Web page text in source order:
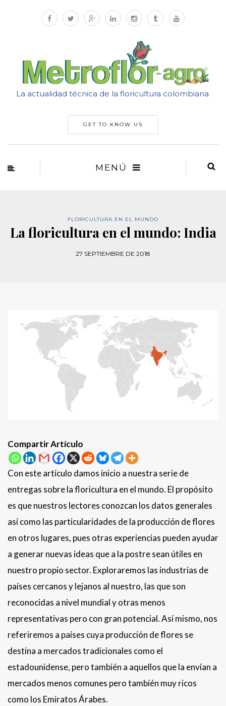
La actualidad técnica de la floricultura colombiana
GET TO KNOW US
MENÚ
FLORICULTURA EN EL MUNDO
La floricultura en el mundo: India
27 SEPTIEMBRE DE 2018
Compartir Artículo
Con este artículo damos inicio a nuestra serie de
entregas sobre la floricultura en el mundo. El propósito
es que nuestros lectores conozcan los datos generales
así como las particularidades de la producción de flores
en otros lugares, pues otras experiencias pueden ayudar
a generar nuevas ideas que a la postre sean útiles en
nuestro propio sector. Exploraremos las industrias de
países cercanos y lejanos al nuestro, las que son
reconocidas a nivel mundial y otras menos
representativas pero con gran potencial. Así mismo, nos
referiremos a países cuya producción de flores se
destina a mercados tradicionales como el
estadounidense, pero también a aquellos que la envían a
mercados menos comunes pero también muy ricos
como los Emiratos Árabes.